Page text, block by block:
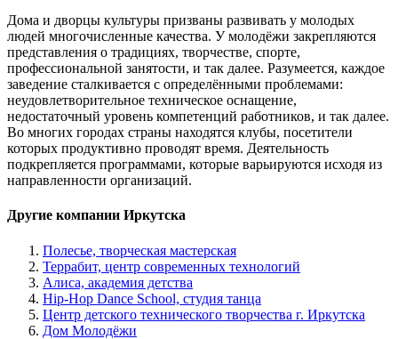
Дома и дворцы культуры призваны развивать у молодых
людей многочисленные качества. У молодёжи закрепляются
представления о традициях, творчестве, спорте,
профессиональной занятости, и так далее. Разумеется, каждое
заведение сталкивается с определёнными проблемами:
неудовлетворительное техническое оснащение,
недостаточный уровень компетенций работников, и так далее.
Во многих городах страны находятся клубы, посетители
которых продуктивно проводят время. Деятельность
подкрепляется программами, которые варьируются исходя из
направленности организаций.
Другие компании Иркутска
Полесье, творческая мастерская
Террабит, центр современных технологий
Алиса, академия детства
Hip-Hop Dance School, студия танца
Центр детского технического творчества г. Иркутска
Дом Молодёжи